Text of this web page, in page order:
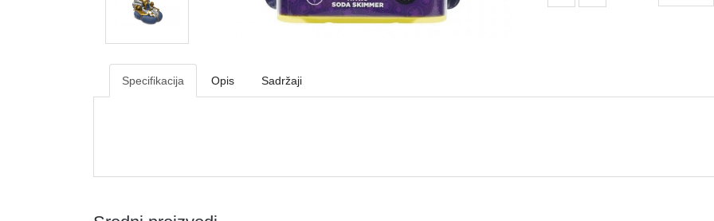
Specifikacija Opis Sadržaji